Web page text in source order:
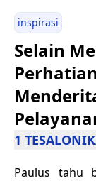
inspirasi
Selain
1
Paulus tahu